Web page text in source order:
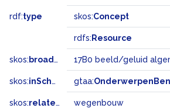
rdf:type skos:Concept
rdfs: Resource
skos: broadMatch 17B0 beeld/geluid
skos:inScheme gtaa:
skos:related wegenbouw